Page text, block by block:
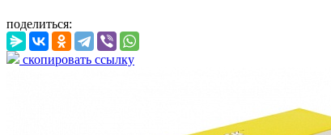
поделиться:
скопировать ссылку